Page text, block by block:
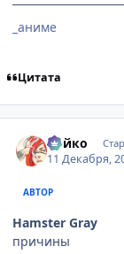
_аниме
Цитата
Ройко
11 Декабря,
АВТОР
Hamster Gray
причины